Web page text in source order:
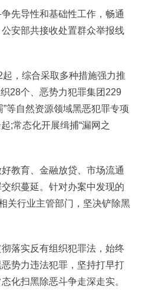
先导性和基础性工作，畅通
安部共接收处置群众举报线
，综合采取多种措施强力推
28个、恶势力犯罪集团229
等自然资源领域黑恶犯罪专项
;常态化开展缉捕“漏网之
教育、金融放贷、市场流通
织蔓延。针对办案中发现的
关行业主管部门，坚决铲除黑
落实反有组织犯罪法，始终
势力违法犯罪，坚持打早打
化扫黑除恶斗争走深走实。